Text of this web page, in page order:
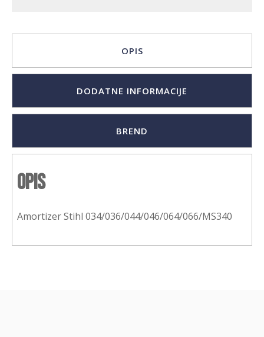
OPIS
DODATNE INFORMACIJE
BREND
Opis
Amortizer Stihl 034/036/044/046/064/066/MS340